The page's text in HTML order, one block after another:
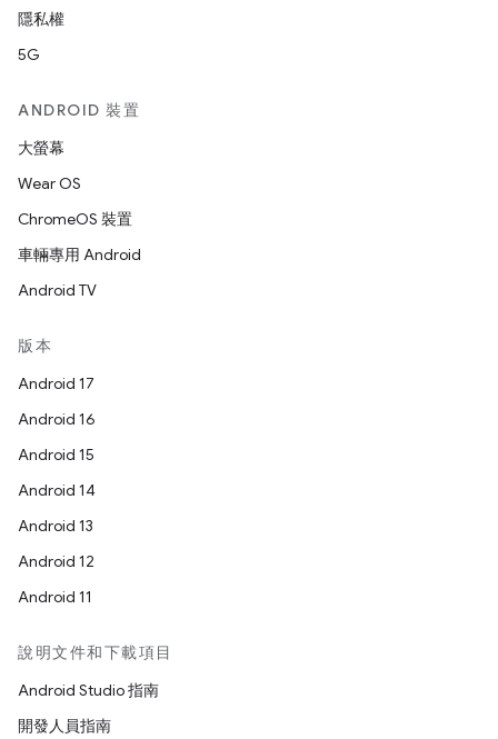
隱私權
5G
ANDROID 裝置
大螢幕
Wear OS
ChromeOS 裝置
車輛專用 Android
Android TV
版本
Android 17
Android 16
Android 15
Android 14
Android 13
Android 12
Android 11
說明文件和下載項目
Android Studio 指南
開發人員指南